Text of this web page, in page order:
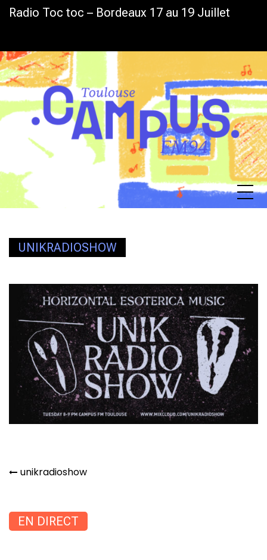
SkipRadio Toc toc – Bordeaux 17 au 19 Juillet
UNIKRADIOSHOW
Navigation
unikradioshow
EN DIRECT